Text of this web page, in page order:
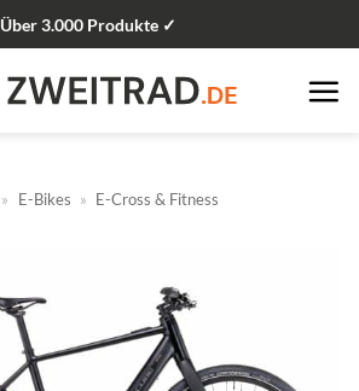
Über 3.000 Produkte ✓
» E-Bikes » E-Cross & Fitness